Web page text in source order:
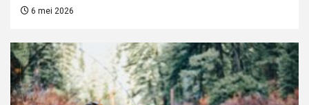
6 mei 2026